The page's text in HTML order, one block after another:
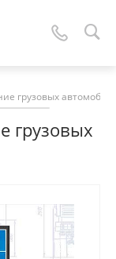
грузовых
грузовых